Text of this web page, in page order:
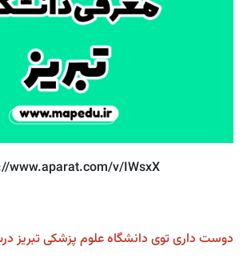
www.aparat.com/v/IWsxX
دوست داری توی دانشگاه علوم پزشکی تبریز